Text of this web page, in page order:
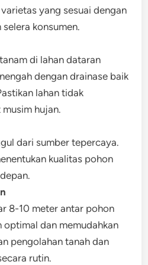
yang sesuai dengan
konsumen.
di lahan dataran
dengan drainase baik
lahan tidak
hujan.
dari sumber tepercaya.
kualitas pohon
8-10 meter antar pohon
optimal dan memudahkan
pengolahan tanah dan
rutin.